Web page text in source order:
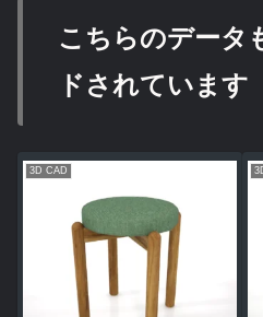
こちらのデータ
ドされています
3D CAD